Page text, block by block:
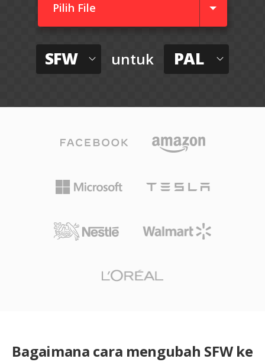
Pilih File
SFW untuk PAL
Bagaimana cara mengubah SFW ke